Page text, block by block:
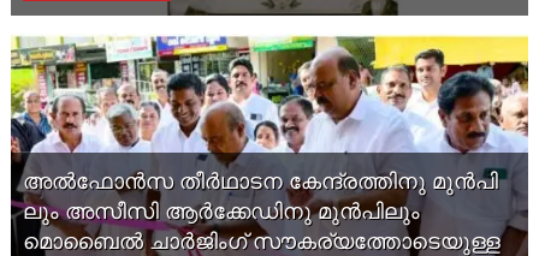
അ​ല്‍​ഫോ​ന്‍​സ തീ​ര്‍​ഥാ​ട​ന കേന്ദ്രത്തിനു മു​ന്‍​പി​
ലും അ​സീ​സി ആര്‍​ക്കേ​ഡി​നു മു​ന്‍​പിലും
മൊബൈല്‍ ചാ​ര്‍​ജിം​ഗ് സൗ​ക​ര്യ​ത്തോ​ടെ​യു​ള്ള